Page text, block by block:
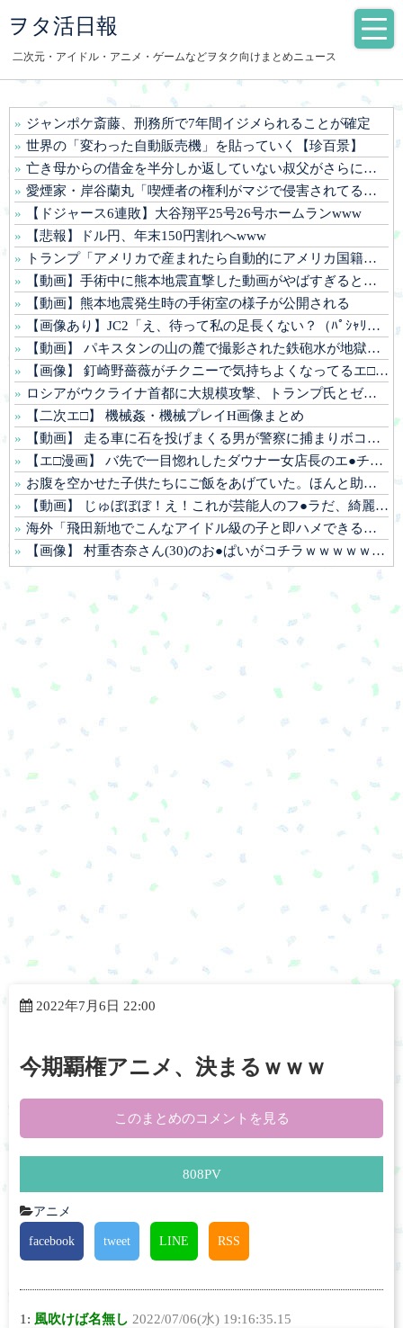
ヲタ活日報
二次元・アイドル・アニメ・ゲームなどヲタク向けまとめニュース
ジャンポケ斎藤、刑務所で7年間イジメられることが確定
世界の「変わった自動販売機」を貼っていく【珍百景】
亡き母からの借金を半分しか返していない叔父がさらに金を貸してほしいと訪ねてきた。完済するまで貸せないと断ると…
愛煙家・岸谷蘭丸「喫煙者の権利がマジで侵害されてる」 「いくら税金を我々が払ってるんだと」
【ドジャース6連敗】大谷翔平25号26号ホームランwww
【悲報】ドル円、年末150円割れへwww
トランプ「アメリカで産まれたら自動的にアメリカ国籍を付与するのをやめる！」
【動画】手術中に熊本地震直撃した動画がやばすぎると話題に・・・
【動画】熊本地震発生時の手術室の様子が公開される
【画像あり】JC2「え、待って私の足長くない？（ﾊﾟｼｬﾘwww)⇒
【動画】 パキスタンの山の麓で撮影された鉄砲水が地獄すぎる。
【画像】 釘崎野薔薇がチクニーで気持ちよくなってるエ□画像
ロシアがウクライナ首都に大規模攻撃、トランプ氏とゼレンスキー氏の和平交渉前に
【二次エ□】 機械姦・機械プレイH画像まとめ
【動画】 走る車に石を投げまくる男が警察に捕まりボコボコにされる
【エ□漫画】 バ先で一目惚れしたダウナー女店長のエ●チなサービスで給料0円…！弱点チクビ責めでイカせまくってわからせる…！
お腹を空かせた子供たちにご飯をあげていた。ほんと助かるわ、どうもありがとう → 母親はこんな様子です…
【動画】 じゅぼぼぼ！え！これが芸能人のフ●ラだ、綺麗な顔とお口でこんなことしているだ 笑
海外「飛田新地でこんなアイドル級の子と即ハメできるのかよ」⇒ 晒された無修正動画がコチラ
【画像】 村重杏奈さん(30)のお●ぱいがコチラｗｗｗｗｗｗｗｗｗｗｗｗ
2022年7月6日 22:00
今期覇権アニメ、決まるｗｗｗ
このまとめのコメントを見る
808PV
アニメ
facebook tweet LINE RSS
1: 風吹けば名無し 2022/07/06(水) 19:16:35.15